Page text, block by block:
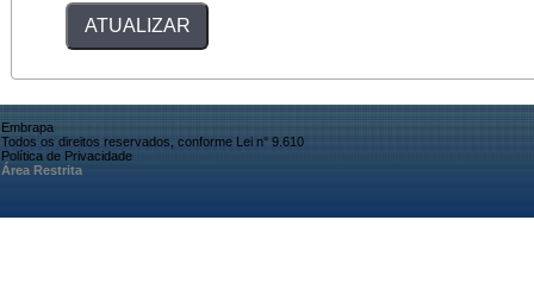
Embrapa
Todos os direitos reservados, conforme Lei n° 9.610
Política de Privacidade
Área Restrita